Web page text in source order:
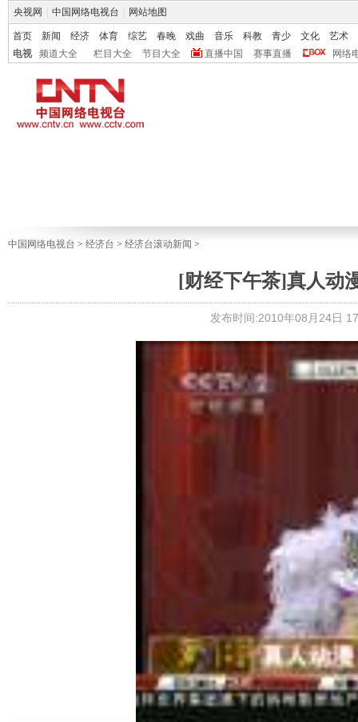
央视网 中国网络电视台 网站地图
首页 新闻 经济 体育 综艺 春晚 戏曲 音乐 科教 青少 文化
艺术
电视
频道大全 栏目大全 节目大全 直播中国 赛事直播 网络
中国网络电视台 > 经济台 > 经济台滚动新闻 >
[财经下午茶]真人动
发布时间:2010年08月24日